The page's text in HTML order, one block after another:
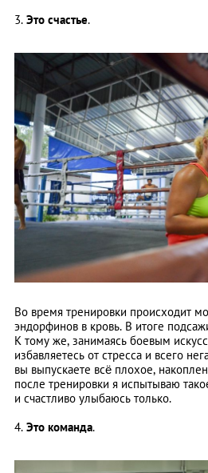
3. Это счастье.
Во время тренировки происходит
эндорфинов в кровь. В итоге
К тому же, занимаясь боевым
избавляетесь от стресса и всего
вы выпускаете всё плохое,
после тренировки я испытываю
и счастливо улыбаюсь только.
4. Это команда.